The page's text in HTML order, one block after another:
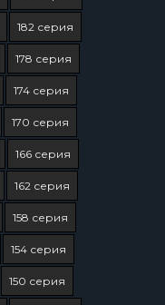
182 серия
178 серия
174 серия
170 серия
166 серия
162 серия
158 серия
154 серия
150 серия